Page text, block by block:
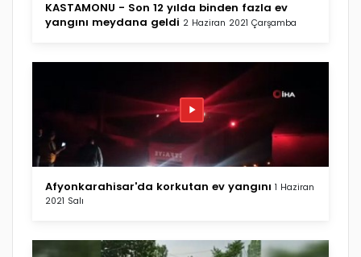
KASTAMONU - Son 12 yılda binden fazla ev
yangını meydana geldi 2 Haziran 2021 Çarşamba
Afyonkarahisar'da korkutan ev yangını 1 Haziran
2021 Salı